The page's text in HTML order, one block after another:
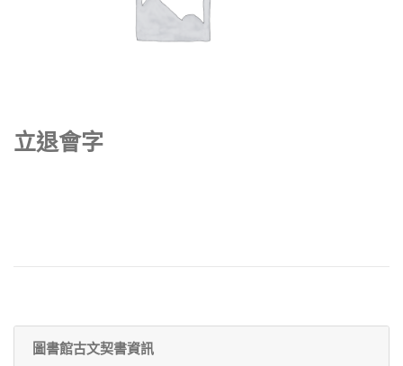
立退會字
圖書館古文契書資訊